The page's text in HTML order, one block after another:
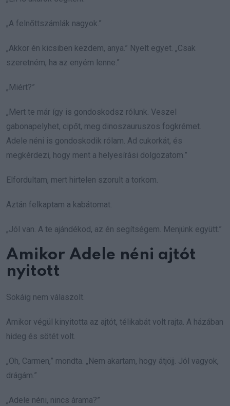
„A felnőttszámlák nagyok.”
„Akkor én kicsiben kezdem, anya.” Nyelt egyet. „Csak
szeretném, ha az enyém lenne.”
„Miért?”
„Mert te már így is gondoskodsz rólunk. Veszel
gabonapelyhet, cipőt, meg dinoszauruszos fogkrémet.
Adele néni is gondoskodik rólam. Ad cukorkát, és
megkérdezi, hogy ment a helyesírási dolgozatom.”
Elfordultam, mert hirtelen szorult a torkom.
Aztán felkaptam a kabátomat.
„Jól van. A te ajándékod, az én segítségem. Menjünk együtt.”
Amikor Adele néni ajtót
nyitott
Sokáig nem válaszolt.
Amikor végül kinyitotta az ajtót, télikabát volt rajta. A házában
hideg és sötét volt.
„Oh, Carmen,” mondta. „Nem akartam, hogy átjöjj. Jól vagyok,
drágám.”
„Adele néni, nincs árama?”